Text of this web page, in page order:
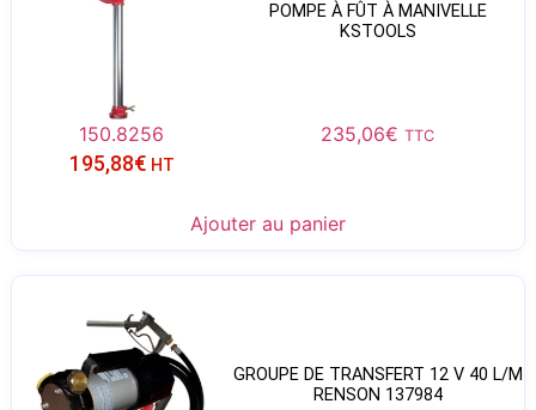
POMPE À FÛT À MANIVELLE
KSTOOLS
150.8256 235,06€ TTC
195,88€ HT
Ajouter au panier
GROUPE DE TRANSFERT 12 V 40 L/M
RENSON 137984